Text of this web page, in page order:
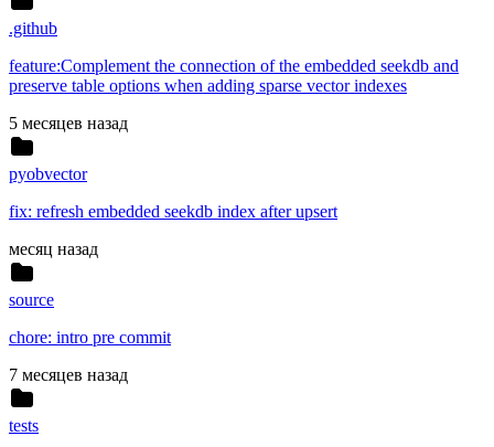
.github
feature:Complement the connection of the embedded seekdb and
preserve table options when adding sparse vector indexes
5 месяцев назад
pyobvector
fix: refresh embedded seekdb index after upsert
месяц назад
source
chore: intro pre commit
7 месяцев назад
tests